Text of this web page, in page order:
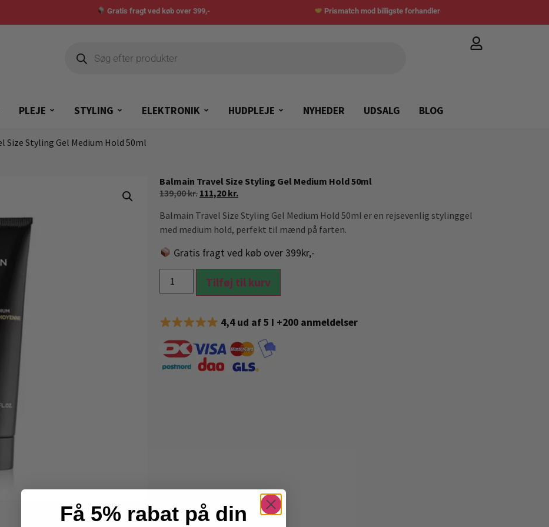
Gratis fragt ved køb over 399,- Prismatch mod billigste forhandler
PLEJE STYLING ELEKTRONIK HUDPLEJE NYHEDER UDSALG BLOG
Size Styling Gel Medium Hold 50ml
Balmain Travel Size Styling Gel Medium Hold 50ml
139,00kr. 111,20kr.
Balmain Travel Size Styling Gel Medium Hold 50ml er en rejsevenlig stylinggel
med medium hold, perfekt til mænd på farten.
Gratis fragt ved køb over 399kr,-
Tilføj til kurv
4,4 ud af 5 I +200 anmeldelser
Få 5% rabat på din